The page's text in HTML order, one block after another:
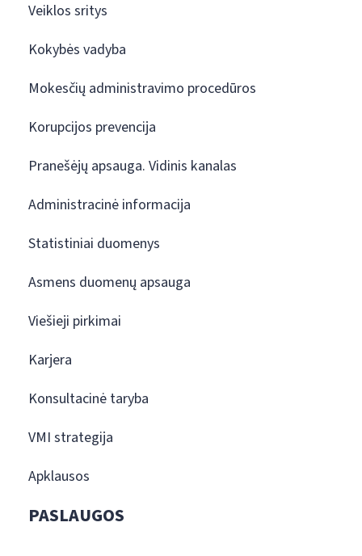
Veiklos sritys
Kokybės vadyba
Mokesčių administravimo procedūros
Korupcijos prevencija
Pranešėjų apsauga. Vidinis kanalas
Administracinė informacija
Statistiniai duomenys
Asmens duomenų apsauga
Viešieji pirkimai
Karjera
Konsultacinė taryba
VMI strategija
Apklausos
PASLAUGOS